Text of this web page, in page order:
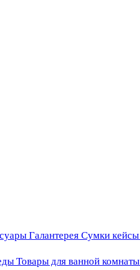
Галантерея Сумки кейсы
Товары для ванной комнаты